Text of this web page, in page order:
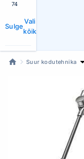
74
Sulge
Vali
kõik
Suur kodutehnika